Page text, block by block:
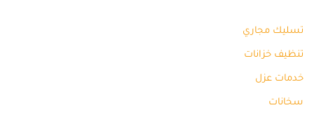
تسليك مجاري
تنظيف خزانات
خدمات عزل
سخانات